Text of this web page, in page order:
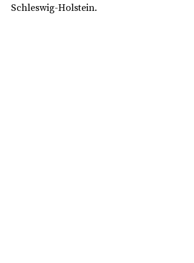
Schleswig-Holstein.